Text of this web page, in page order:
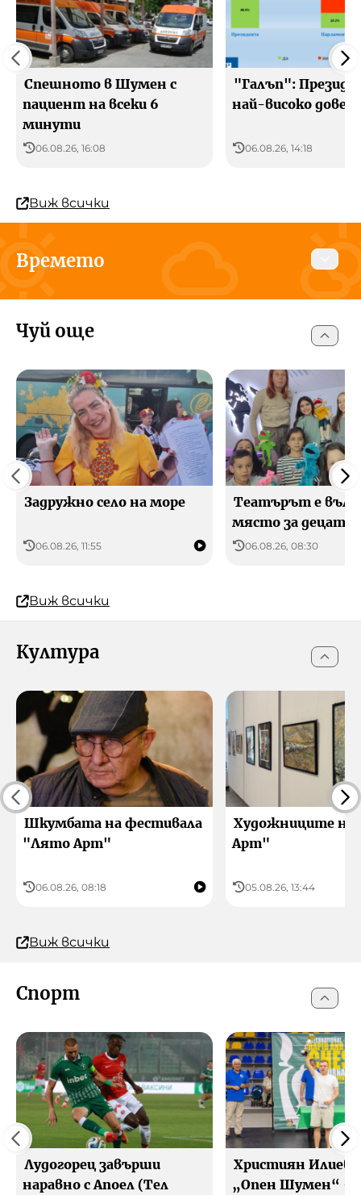
Спешното в Шумен с
пациент на всеки 6
минути
06.08.26, 16:08
"Галъп":
най-високо
06.08.26, 14:18
Виж всички
Времето
Днес Утре 8 август 2026
Шумен
сега
24°C
Усеща се 24 °C
00:00
22°C
Усеща се 22 °C
06:00
28°C
Усеща се 28 °C
Чуй още
Задружно село на море
06.08.26, 11:55
Театърът е
място за децата
06.08.26, 08:30
Виж всички
Култура
Шкумбата на фестивала
"Лято Арт"
06.08.26, 08:18
Художниците
Арт"
05.08.26, 13:44
Виж всички
Спорт
Лудогорец завърши
наравно с Апоел (Тeл
Християн Илиев
„Опен Шумен“ –